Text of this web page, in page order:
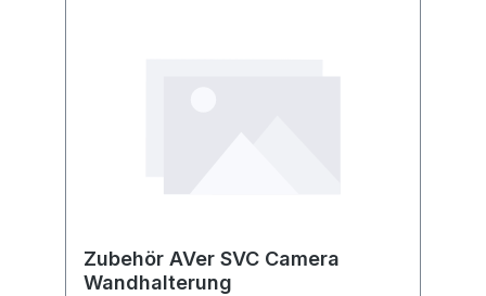
Zubehör AVer SVC Camera
Wandhalterung